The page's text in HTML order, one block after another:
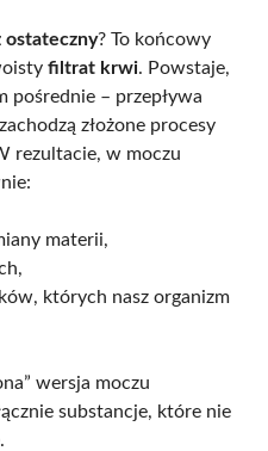
ostateczny? To końcowy
filtrat krwi. Powstaje,
pośrednie – przepływa
złożone procesy
rezultacie, w moczu
materii,
których nasz organizm
wersja moczu
substancje, które nie